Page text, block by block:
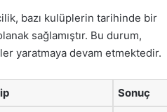
bazı kulüplerin tarihinde bir
sağlamıştır. Bu durum,
yaratmaya devam etmektedir.
Sonuç